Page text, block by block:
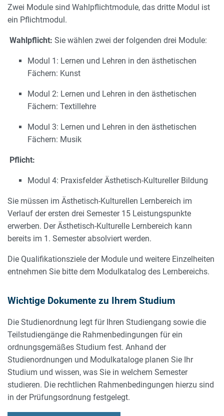
Zwei Module sind Wahlpflichtmodule, das dritte Modul ist
ein Pflichtmodul.
Wahlpflicht: Sie wählen zwei der folgenden drei Module:
Modul 1: Lernen und Lehren in den ästhetischen
Fächern: Kunst
Modul 2: Lernen und Lehren in den ästhetischen
Fächern: Textillehre
Modul 3: Lernen und Lehren in den ästhetischen
Fächern: Musik
Pflicht:
Modul 4: Praxisfelder Ästhetisch-Kultureller Bildung
Sie müssen im Ästhetisch-Kulturellen Lernbereich im
Verlauf der ersten drei Semester 15 Leistungspunkte
erwerben. Der Ästhetisch-Kulturelle Lernbereich kann
bereits im 1. Semester absolviert werden.
Die Qualifikationsziele der Module und weitere Einzelheiten
entnehmen Sie bitte dem Modulkatalog des Lernbereichs.
Wichtige Dokumente zu Ihrem Studium
Die Studienordnung legt für Ihren Studiengang sowie die
Teilstudiengänge die Rahmenbedingungen für ein
ordnungsgemäßes Studium fest. Anhand der
Studienordnungen und Modulkataloge planen Sie Ihr
Studium und wissen, was Sie in welchem Semester
studieren. Die rechtlichen Rahmenbedingungen hierzu sind
in der Prüfungsordnung festgelegt.